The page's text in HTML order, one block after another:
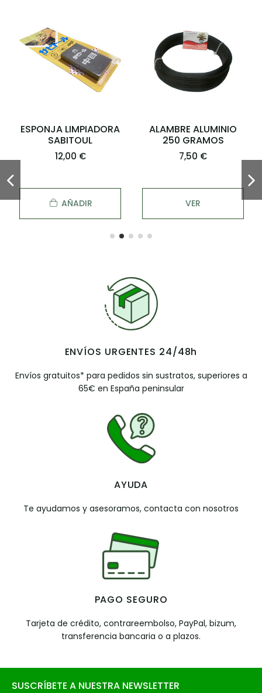
ESPONJA LIMPIADORA
SABITOUL
12,00 €
AÑADIR
ALAMBRE ALUMINIO
250 GRAMOS
7,50 €
VER
ENVÍOS URGENTES 24/48h
Envíos gratuitos* para pedidos sin sustratos, superiores a
65€ en España peninsular
AYUDA
Te ayudamos y asesoramos, contacta con nosotros
PAGO SEGURO
Tarjeta de crédito, contrareembolso, PayPal, bizum,
transferencia bancaria o a plazos.
SUSCRÍBETE A NUESTRA NEWSLETTER